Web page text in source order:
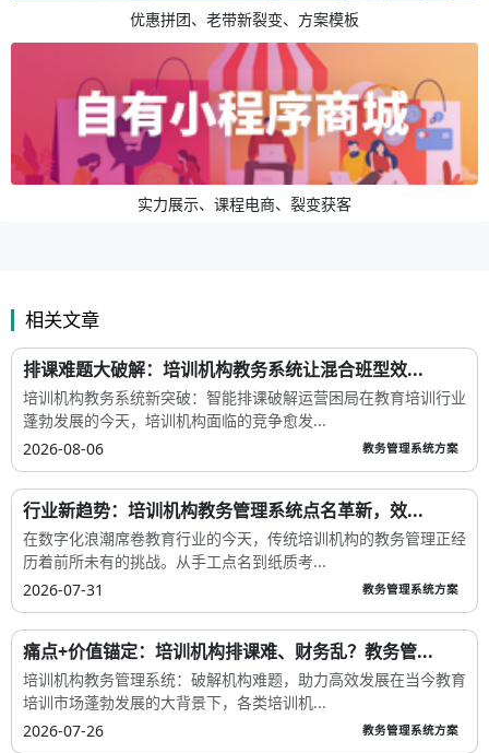
优惠拼团、老带新裂变、方案模板
实力展示、课程电商、裂变获客
相关文章
排课难题大破解：培训机构教务系统让混合班型效...
培训机构教务系统新突破：智能排课破解运营困局在教育培训行业
蓬勃发展的今天，培训机构面临的竞争愈发...
2026-08-06
教务管理系统方案
行业新趋势：培训机构教务管理系统点名革新，效...
在数字化浪潮席卷教育行业的今天，传统培训机构的教务管理正经
历着前所未有的挑战。从手工点名到纸质考...
2026-07-31
教务管理系统方案
痛点+价值锚定：培训机构排课难、财务乱？教务管...
培训机构教务管理系统：破解机构难题，助力高效发展在当今教育
培训市场蓬勃发展的大背景下，各类培训机...
2026-07-26
教务管理系统方案